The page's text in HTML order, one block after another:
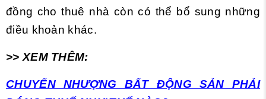
đồng cho thuê nhà còn có thể bổ sung những
điều khoản khác.
>> XEM THÊM:
CHUYỂN NHƯỢNG BẤT ĐỘNG SẢN PHẢI